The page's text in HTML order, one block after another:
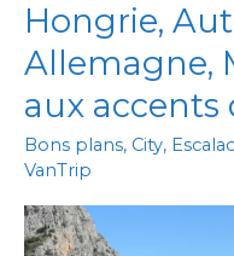
Hongrie,
Allemagne,
aux accents
Bons plans, City,
VanTrip